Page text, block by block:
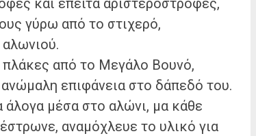
και έπειτα αριστερόστροφες,
γύρω από το στιχερό,
από το Μεγάλο Βουνό,
επιφάνεια στο δάπεδό του.
άλογα μέσα στο αλώνι, μα κάθε
αναμόχλευε το υλικό για